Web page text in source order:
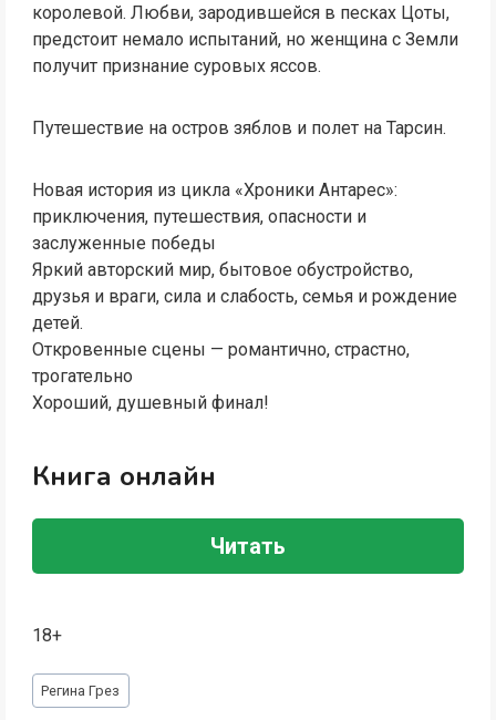
королевой. Любви, зародившейся в песках Цоты,
предстоит немало испытаний, но женщина с Земли
получит признание суровых яссов.
Путешествие на остров зяблов и полет на Тарсин.
Новая история из цикла «Хроники Антарес»:
приключения, путешествия, опасности и
заслуженные победы
Яркий авторский мир, бытовое обустройство,
друзья и враги, сила и слабость, семья и рождение
детей.
Откровенные сцены — романтично, страстно,
трогательно
Хороший, душевный финал!
Книга онлайн
Читать
18+
Метки
записи:
Регина Грез